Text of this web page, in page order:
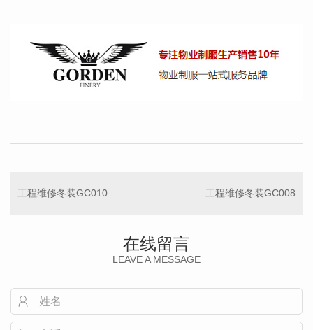
工程维修冬装GC010 工程维修冬装GC008
在线留言
LEAVE A MESSAGE